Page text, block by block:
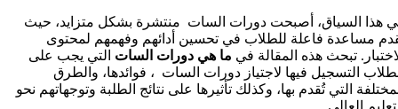
هذا السياق، أصبحت دورات السات منتشرة بشكل متزايد، حيث
مساعدة فاعلة للطلاب في تحسين أدائهم وفهمهم لمحتوى
تبحث هذه المقالة في ما هي دورات السات التي يجب على
التسجيل فيها لاجتياز دورات السات ، فوائدها، والطرق
التي تُقدم بها، وكذلك تأثيرها على نتائج الطلبة وتوجهاتهم نحو